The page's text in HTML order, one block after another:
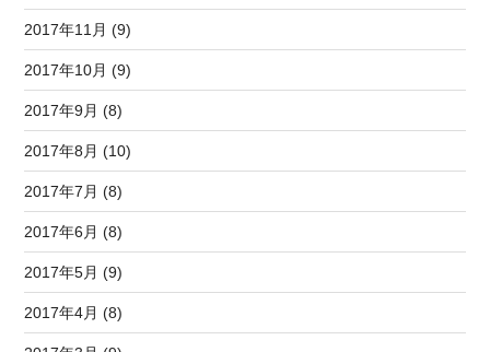
2017年11月 (9)
2017年10月 (9)
2017年9月 (8)
2017年8月 (10)
2017年7月 (8)
2017年6月 (8)
2017年5月 (9)
2017年4月 (8)